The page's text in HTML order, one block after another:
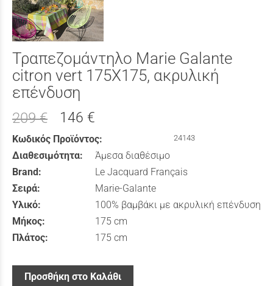
Τραπεζομάντηλο Marie Galante
citron vert 175X175, ακρυλική
επένδυση
209 € 146 €
Κωδικός Προϊόντος: 24143
Διαθεσιμότητα:
Άμεσα διαθέσιμο
Brand:
Le Jacquard Français
Σειρά:
Marie-Galante
Υλικό:
100% βαμβάκι με ακρυλική επένδυση
Μήκος:
175 cm
Πλάτος:
175 cm
Προσθήκη στο Καλάθι